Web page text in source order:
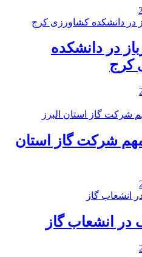
در دانشکده
کرج
مهم شرکت گاز استان
در انشعاب گاز